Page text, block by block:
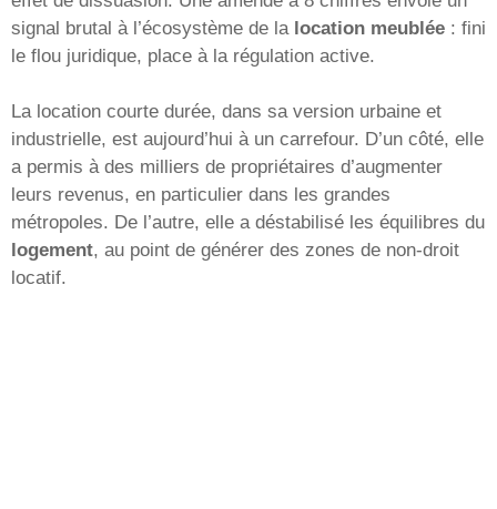
signal brutal à l’écosystème de la location meublée : fini
le flou juridique, place à la régulation active.
La location courte durée, dans sa version urbaine et
industrielle, est aujourd’hui à un carrefour. D’un côté, elle
a permis à des milliers de propriétaires d’augmenter
leurs revenus, en particulier dans les grandes
métropoles. De l’autre, elle a déstabilisé les équilibres du
logement, au point de générer des zones de non-droit
locatif.